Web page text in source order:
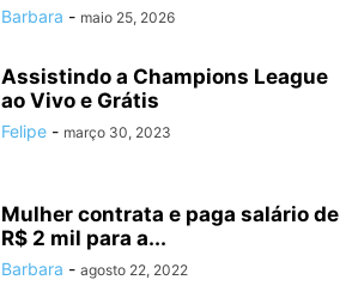
Barbara - maio 25, 2026
Assistindo a Champions League
ao Vivo e Grátis
Felipe - março 30, 2023
Mulher contrata e paga salário de
R$ 2 mil para a...
Barbara - agosto 22, 2022